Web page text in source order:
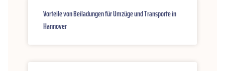
Vorteile von Beiladungen für Umzüge und Transporte in
Hannover